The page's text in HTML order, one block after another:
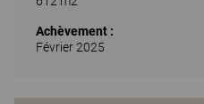
Achèvement :
Février 2025